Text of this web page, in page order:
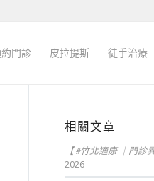
門診 皮拉提斯 徒手治療
相關文章
【 #竹北適康 ｜門診
2026